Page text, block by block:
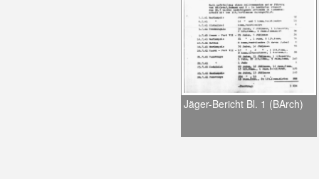
Jäger-Bericht Bl. 1 (BArch)